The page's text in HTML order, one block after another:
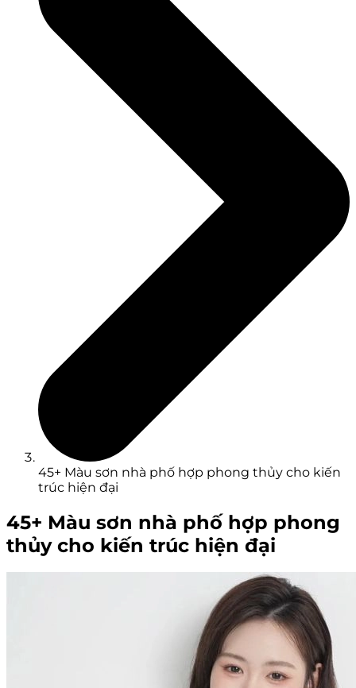
45+ Màu sơn nhà phố hợp phong thủy cho kiến
trúc hiện đại
45+ Màu sơn nhà phố hợp phong
thủy cho kiến trúc hiện đại